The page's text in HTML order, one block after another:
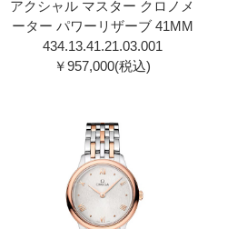
アクシャル マスター クロノメ
ーター パワーリザーブ 41MM
434.13.41.21.03.001
￥957,000(税込)